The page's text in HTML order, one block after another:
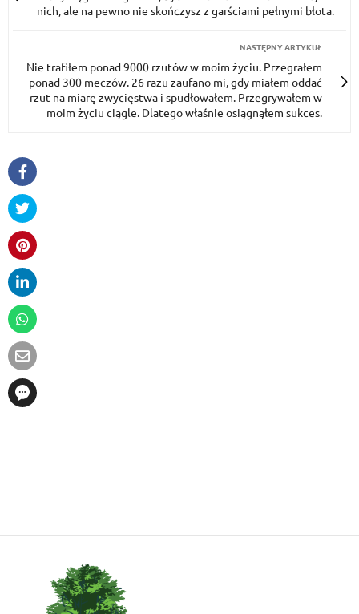
nich, ale na pewno nie skończysz z garściami pełnymi błota.
NASTĘPNY ARTYKUŁ
Nie trafiłem ponad 9000 rzutów w moim życiu. Przegrałem
ponad 300 meczów. 26 razu zaufano mi, gdy miałem oddać
rzut na miarę zwycięstwa i spudłowałem. Przegrywałem w
moim życiu ciągle. Dlatego właśnie osiągnąłem sukces.